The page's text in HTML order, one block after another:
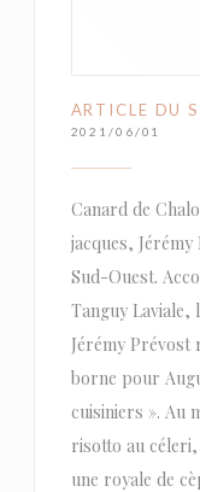
ARTICLE DU
2021/06/01
Canard de
jacques,
Sud-Ouest.
Tanguy Laviale,
Jérémy Prévost
borne pour
cuisiniers ». Au
risotto au
une royale de